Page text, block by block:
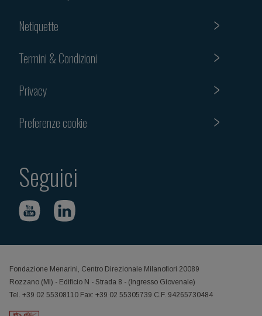
Netiquette
Termini & Condizioni
Privacy
Preferenze cookie
Seguici
Fondazione Menarini, Centro Direzionale Milanofiori 20089
Rozzano (MI) - Edificio N - Strada 8 - (Ingresso Giovenale)
Tel. +39 02 55308110 Fax: +39 02 55305739 C.F. 94265730484